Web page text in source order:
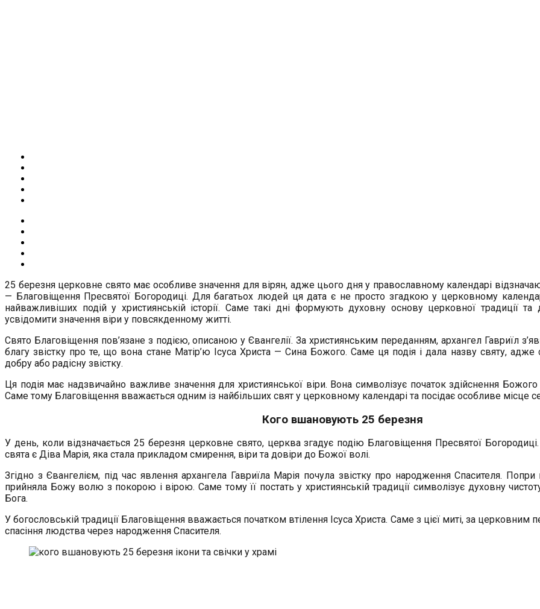
25 березня церковне свято має особливе значення для вірян, адже цього дня у православному календарі
— Благовіщення Пресвятої Богородиці. Для багатьох людей ця дата є не просто згадкою у церковному
найважливіших подій у християнській історії. Саме такі дні формують духовну основу церковної традиції
усвідомити значення віри у повсякденному житті.
Свято Благовіщення пов’язане з подією, описаною у Євангелії. За християнським переданням, архангел Гавриїл
благу звістку про те, що вона стане Матір’ю Ісуса Христа — Сина Божого. Саме ця подія і дала назву святу, адже
добру або радісну звістку.
Ця подія має надзвичайно важливе значення для християнської віри. Вона символізує початок здійснення
Саме тому Благовіщення вважається одним із найбільших свят у церковному календарі та посідає особливе місце
Кого вшановують 25 березня
У день, коли відзначається 25 березня церковне свято, церква згадує подію Благовіщення Пресвятої
свята є Діва Марія, яка стала прикладом смирення, віри та довіри до Божої волі.
Згідно з Євангелієм, під час явлення архангела Гавриїла Марія почула звістку про народження Спасителя. Попри
прийняла Божу волю з покорою і вірою. Саме тому її постать у християнській традиції символізує духовну
Бога.
У богословській традиції Благовіщення вважається початком втілення Ісуса Христа. Саме з цієї миті, за церковним
спасіння людства через народження Спасителя.